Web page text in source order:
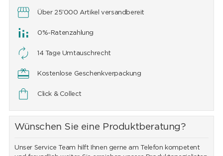
Über 25'000 Artikel versandbereit
0%-Ratenzahlung
14 Tage Umtauschrecht
Kostenlose Geschenkverpackung
Click & Collect
Wünschen Sie eine Produktberatung?
Unser Service Team hilft Ihnen gerne am Telefon kompetent